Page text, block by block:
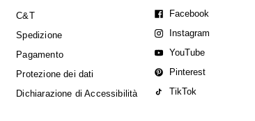
C&T
Spedizione
Pagamento
Protezione dei dati
Dichiarazione di Accessibilità
Facebook
Instagram
YouTube
Pinterest
TikTok